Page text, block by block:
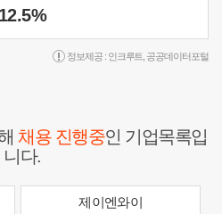
12.5%
정보제공 : 인크루트 공공데이터포털
채용 진행중인 기업목록입
니다.
제이엔와이